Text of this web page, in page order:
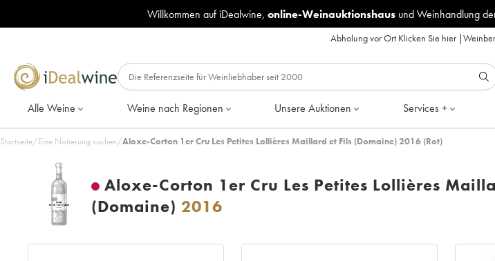
Willkommen auf iDealwine, online-Weinauktionshausund Weinhandlung
Abholung vor Ort Klicken Sie hier|
Alle Weine Weine nach Regionen Unsere Auktionen Services +
Startseite/Eine Notierung suchen/Aloxe-Corton 1er Cru Les Petites Lollières Maillard et Fils (Domaine) 2016 (Rot)
Aloxe-Corton 1er Cru Les Petites Lollières
(Domaine) 2016